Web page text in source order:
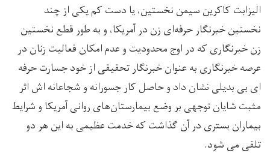
الیزابت کاکرین سیمن نخستین، یا دست کم یکی از چند
نخستین خبرنگار حرفه‌ای زن در آمریکا، و به طور قطع نخستین
زن خبرنگاری که در اوج محدودیت و عدم امکان فعالیت زنان در
عرصه خبرنگاری به عنوان خبرنگار تحقیقی از خود جسارت حرفه
ای بی بدیلی نشان داد و حاصل کار جسورانه و شجاعانه اش اثر
مثبت شایان توجهی بر وضع بيمارستان‌های روانی آمریکا و شرایط
بیماران بستری در آن گذاشت که خدمت عظیمی به این هر دو
تلقی می شود.